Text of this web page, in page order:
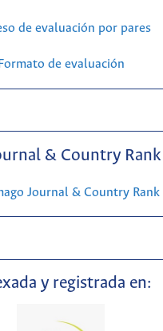
de evaluación por pares
de evaluación
& Country Rank
y registrada en: